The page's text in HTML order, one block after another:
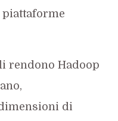
piattaforme
rendono Hadoop
di